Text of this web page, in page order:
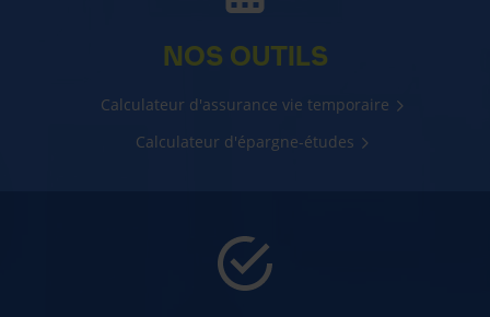
NOS OUTILS
Calculateur d'assurance vie temporaire
Calculateur d'épargne-études